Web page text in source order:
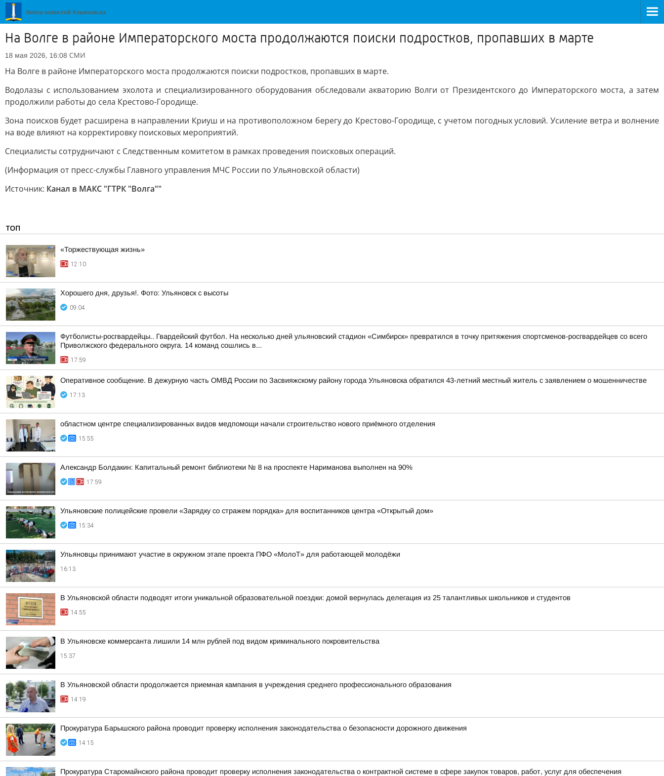
На Волге в районе Императорского моста продолжаются поиски подростков, пропавших в марте
18 мая 2026, 16:08 СМИ
На Волге в районе Императорского моста продолжаются поиски подростков, пропавших в марте.
Водолазы с использованием эхолота и специализированного оборудования обследовали акваторию Волги от Президентского до Императорского моста, а затем
продолжили работы до села Крестово-Городище.
Зона поисков будет расширена в направлении Криуш и на противоположном берегу до Крестово-Городище, с учетом погодных условий. Усиление ветра и волнение
на воде влияют на корректировку поисковых мероприятий.
Специалисты сотрудничают с Следственным комитетом в рамках проведения поисковых операций.
(Информация от пресс-службы Главного управления МЧС России по Ульяновской области)
Источник: Канал в МАКС "ГТРК "Волга""
ТОП
«Торжествующая жизнь»
12:10
Хорошего дня, друзья!. Фото: Ульяновск с высоты
09:04
Футболисты-росгвардейцы.. Гвардейский футбол. На несколько дней ульяновский стадион «Симбирск» превратился в точку притяжения спортсменов-росгвардейцев со всего
Приволжского федерального округа. 14 команд сошлись в...
17:59
Оперативное сообщение. В дежурную часть ОМВД России по Засвияжскому району города Ульяновска обратился 43-летний местный житель с заявлением о мошенничестве
17:13
областном центре специализированных видов медпомощи начали строительство нового приёмного отделения
15:55
Александр Болдакин: Капитальный ремонт библиотеки № 8 на проспекте Нариманова выполнен на 90%
17:59
Ульяновские полицейские провели «Зарядку со стражем порядка» для воспитанников центра «Открытый дом»
15:34
Ульяновцы принимают участие в окружном этапе проекта ПФО «МолоТ» для работающей молодёжи
16:13
В Ульяновской области подводят итоги уникальной образовательной поездки: домой вернулась делегация из 25 талантливых школьников и студентов
14:55
В Ульяновске коммерсанта лишили 14 млн рублей под видом криминального покровительства
15:37
В Ульяновской области продолжается приемная кампания в учреждения среднего профессионального образования
14:19
Прокуратура Барышского района проводит проверку исполнения законодательства о безопасности дорожного движения
14:15
Прокуратура Старомайнского района проводит проверку исполнения законодательства о контрактной системе в сфере закупок товаров, работ, услуг для обеспечения